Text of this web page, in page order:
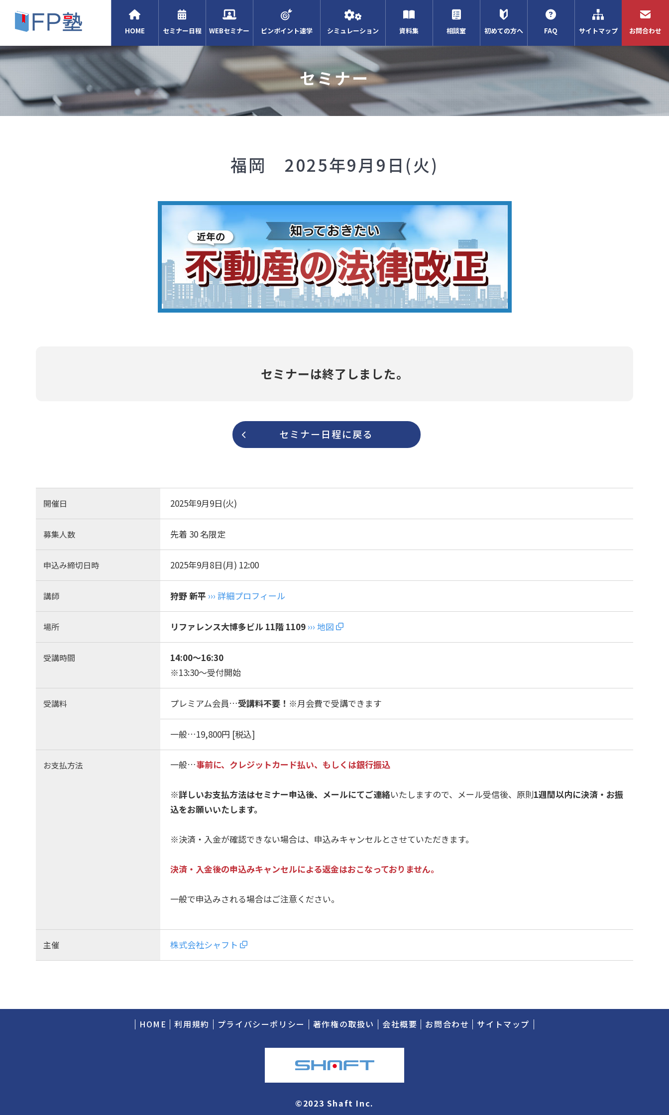
HOME セミナー日程 WEBセミナー ピンポイント速学 シミュレーション 資料集 相談室 初めての方へ FAQ サイトマップ お問合わせ
セミナー
福岡 2025年9月9日(火)
セミナーは終了しました。
セミナー日程に戻る
開催日 2025年9月9日(火)
募集人数 先着 30 名限定
申込み締切日時 2025年9月8日(月) 12:00
講師 狩野 新平 ››› 詳細プロフィール
場所 リファレンス大博多ビル 11階 1109 ››› 地図
受講時間
14:00～16:30
※13:30～受付開始
受講料 プレミアム会員…受講料不要！ ※月会費で受講できます
一般…19,800円 [税込]
お支払方法 一般…事前に、クレジットカード払い、もしくは銀行振込
※詳しいお支払方法はセミナー申込後、メールにてご連絡いたしますので、メール受信後、原則1週間以内に決済・お振
込をお願いいたします。
※決済・入金が確認できない場合は、申込みキャンセルとさせていただきます。
決済・入金後の申込みキャンセルによる返金はおこなっておりません。
一般で申込みされる場合はご注意ください。
主催 株式会社シャフト
HOME 利用規約 プライバシーポリシー 著作権の取扱い 会社概要 お問合わせ サイトマップ
©2023 Shaft Inc.